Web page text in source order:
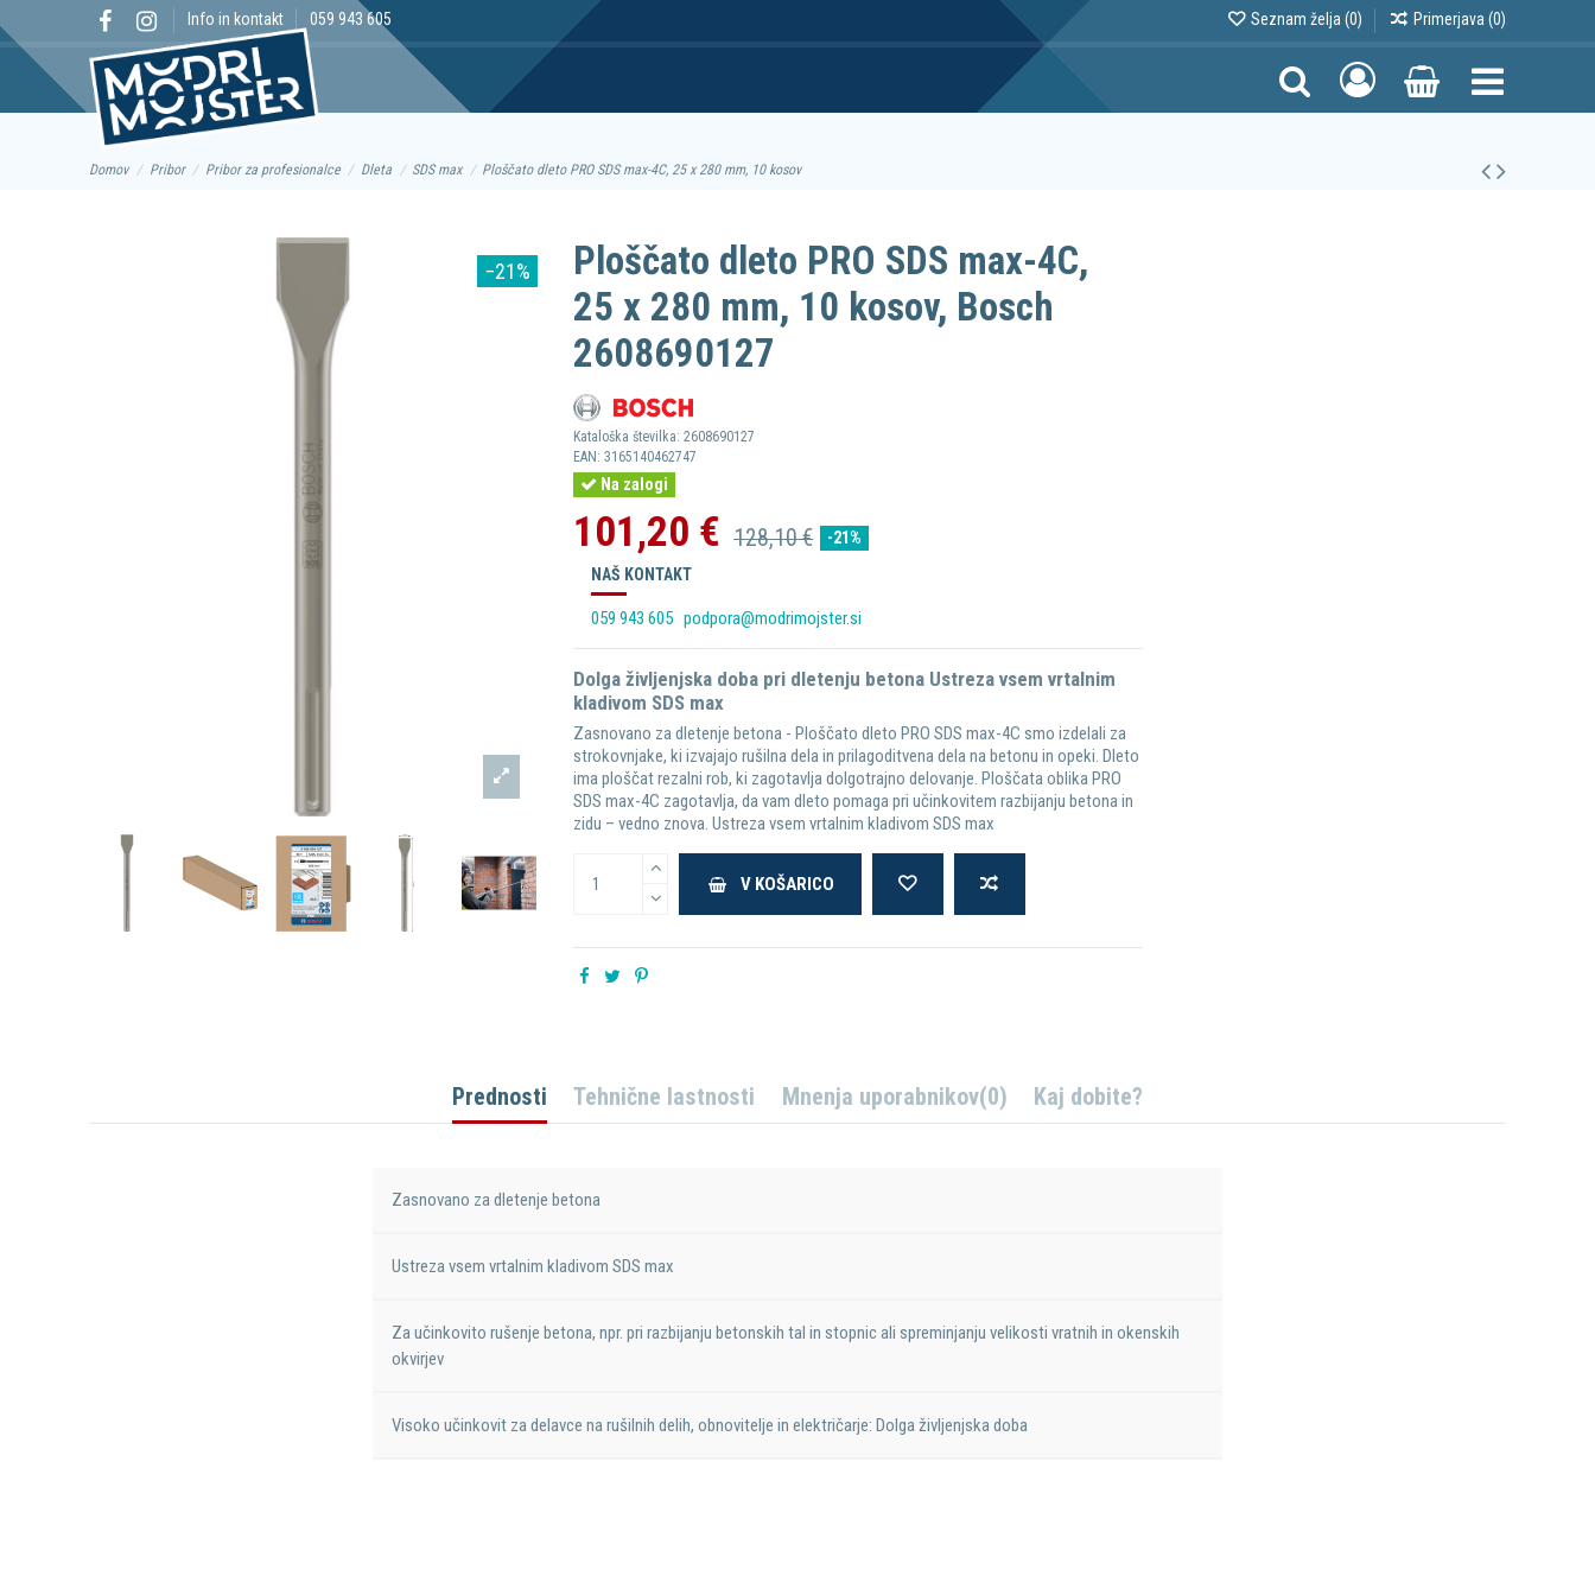
Info in kontakt 059 943 605 Seznam želja (0) Primerjava (0)
Domov Pribor Pribor za profesionalce Dleta SDS max Ploščato dleto PRO SDS max-4C, 25 x 280 mm, 10 kosov
−21%
Ploščato dleto PRO SDS max-4C,
25 x 280 mm, 10 kosov, Bosch
2608690127
Kataloška številka: 2608690127
EAN: 3165140462747
Na zalogi
101,20 € 128,10 €
-21%
NAŠ KONTAKT
059 943 605 podpora@modrimojster.si
Dolga življenjska doba pri dletenju betona Ustreza vsem vrtalnim
kladivom SDS max
Zasnovano za dletenje betona - Ploščato dleto PRO SDS max-4C smo izdelali za
strokovnjake, ki izvajajo rušilna dela in prilagoditvena dela na betonu in opeki. Dleto
ima ploščat rezalni rob, ki zagotavlja dolgotrajno delovanje. Ploščata oblika PRO
SDS max-4C zagotavlja, da vam dleto pomaga pri učinkovitem razbijanju betona in
zidu – vedno znova. Ustreza vsem vrtalnim kladivom SDS max
V KOŠARICO
Prednosti Tehnične lastnosti Mnenja uporabnikov(0) Kaj dobite?
Zasnovano za dletenje betona
Ustreza vsem vrtalnim kladivom SDS max
Za učinkovito rušenje betona, npr. pri razbijanju betonskih tal in stopnic ali spreminjanju velikosti vratnih in okenskih
okvirjev
Visoko učinkovit za delavce na rušilnih delih, obnovitelje in električarje: Dolga življenjska doba